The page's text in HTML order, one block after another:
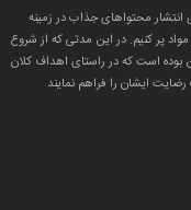
انتشار محتواهای جذاب در زمینه
پر کنیم. در این مدتی که از شروع
بوده است که در راستای اهداف کلان
ایشان را فراهم نمایند